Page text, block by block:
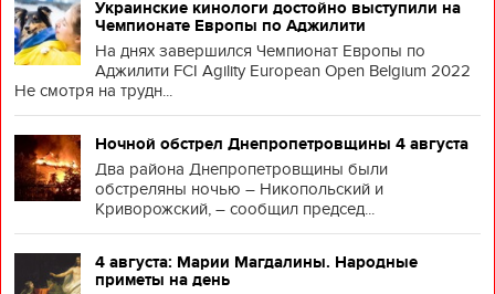
Украинские кинологи достойно выступили на
Чемпионате Европы по Аджилити
На днях завершился Чемпионат Европы по
Аджилити FCI Agility European Open Belgium 2022
Не смотря на трудн...
Ночной обстрел Днепропетровщины 4 августа
Два района Днепропетровщины были
обстреляны ночью – Никопольский и
Криворожский, – сообщил председ...
4 августа: Марии Магдалины. Народные
приметы на день